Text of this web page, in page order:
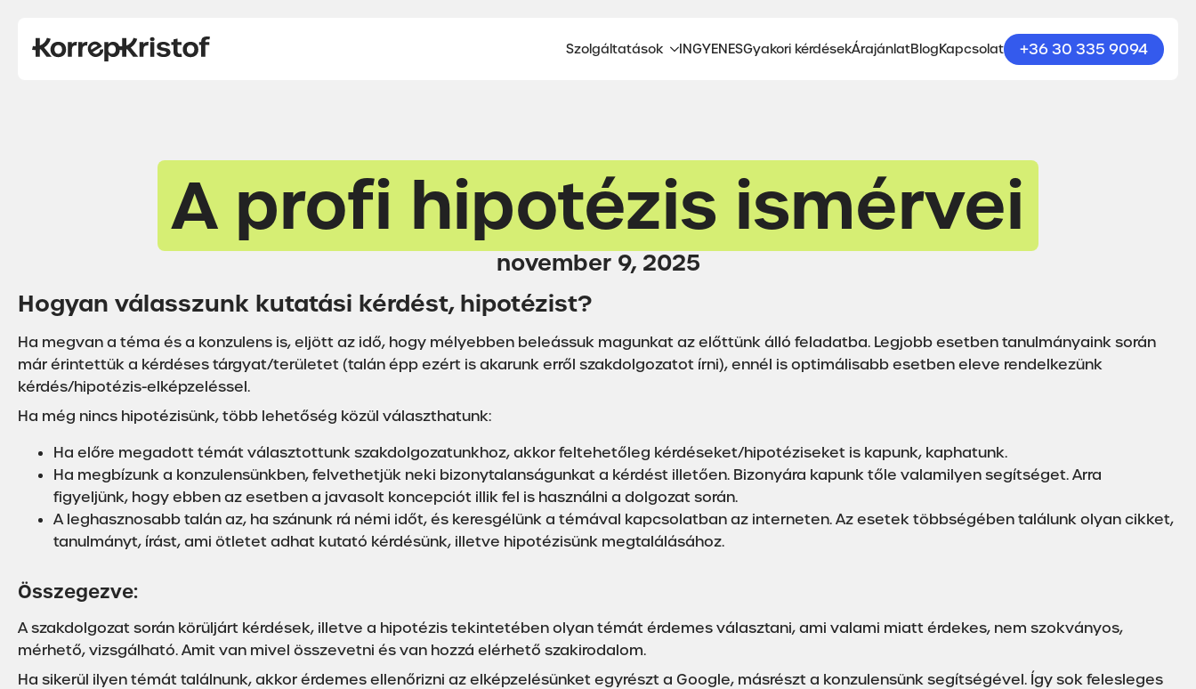
Szolgáltatások INGYENESGyakori kérdésekÁrajánlatBlogKapcsolat +36 30 335 9094
A profi hipotézis ismérvei
november 9, 2025
Hogyan válasszunk kutatási kérdést, hipotézist?
Ha megvan a téma és a konzulens is, eljött az idő, hogy mélyebben beleássuk magunkat az előttünk álló feladatba. Legjobb esetben tanulmányaink során
már érintettük a kérdéses tárgyat/területet (talán épp ezért is akarunk erről szakdolgozatot írni), ennél is optimálisabb esetben eleve rendelkezünk
kérdés/hipotézis-elképzeléssel.
Ha még nincs hipotézisünk, több lehetőség közül választhatunk:
Ha előre megadott témát választottunk szakdolgozatunkhoz, akkor feltehetőleg kérdéseket/hipotéziseket is kapunk, kaphatunk.
Ha megbízunk a konzulensünkben, felvethetjük neki bizonytalanságunkat a kérdést illetően. Bizonyára kapunk tőle valamilyen segítséget. Arra
figyeljünk, hogy ebben az esetben a javasolt koncepciót illik fel is használni a dolgozat során.
A leghasznosabb talán az, ha szánunk rá némi időt, és keresgélünk a témával kapcsolatban az interneten. Az esetek többségében találunk olyan cikket,
tanulmányt, írást, ami ötletet adhat kutató kérdésünk, illetve hipotézisünk megtalálásához.
Összegezve:
A szakdolgozat során körüljárt kérdések, illetve a hipotézis tekintetében olyan témát érdemes választani, ami valami miatt érdekes, nem szokványos,
mérhető, vizsgálható. Amit van mivel összevetni és van hozzá elérhető szakirodalom.
Ha sikerül ilyen témát találnunk, akkor érdemes ellenőrizni az elképzelésünket egyrészt a Google, másrészt a konzulensünk segítségével. Így sok felesleges